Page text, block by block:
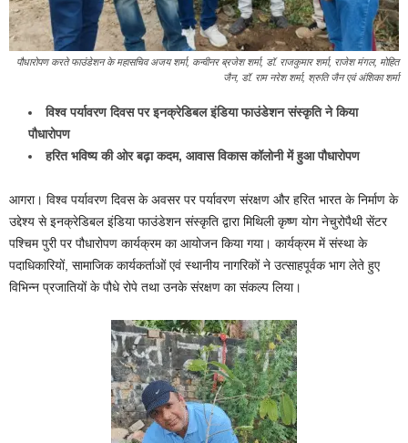
पौधारोपण करते फाउंडेशन के महासचिव अजय शर्मा, कन्वीनर ब्रजेश शर्मा, डॉ. राजकुमार शर्मा, राजेश मंगल, मोहित
जैन, डॉ. राम नरेश शर्मा, श्रुति जैन एवं अंशिका शर्मा
विश्व पर्यावरण दिवस पर इनक्रेडिबल इंडिया फाउंडेशन संस्कृति ने किया
पौधारोपण
हरित भविष्य की ओर बढ़ा कदम, आवास विकास कॉलोनी में हुआ पौधारोपण
आगरा। विश्व पर्यावरण दिवस के अवसर पर पर्यावरण संरक्षण और हरित भारत के निर्माण के
उद्देश्य से इनक्रेडिबल इंडिया फाउंडेशन संस्कृति द्वारा मिथिली कृष्ण योग नेचुरोपैथी सेंटर
पश्चिम पुरी पर पौधारोपण कार्यक्रम का आयोजन किया गया। कार्यक्रम में संस्था के
पदाधिकारियों, सामाजिक कार्यकर्ताओं एवं स्थानीय नागरिकों ने उत्साहपूर्वक भाग लेते हुए
विभिन्न प्रजातियों के पौधे रोपे तथा उनके संरक्षण का संकल्प लिया।